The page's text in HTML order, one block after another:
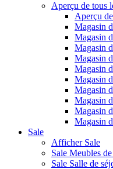
Aperçu de tous
Aperçu
Magasin
Magasin
Magasin
Magasin
Magasin
Magasin
Magasin
Magasin
Magasin
Magasin
Sale
Afficher Sale
Sale Meubles
Sale Salle de